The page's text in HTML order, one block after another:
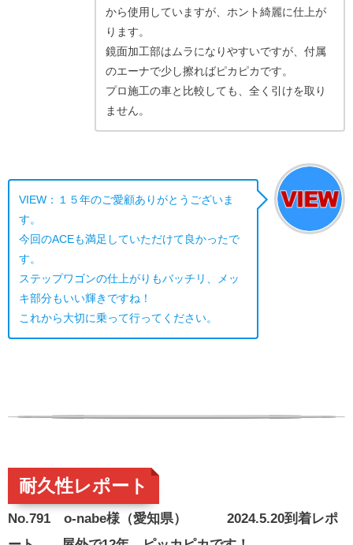
から使用していますが、ホント綺麗に仕上が
ります。
鏡面加工部はムラになりやすいですが、付属
のエーナで少し擦ればピカピカです。
プロ施工の車と比較しても、全く引けを取り
ません。
VIEW：１５年のご愛顧ありがとうございま
す。
今回のACEも満足していただけて良かったで
す。
ステップワゴンの仕上がりもバッチリ、メッ
キ部分もいい輝きですね！
これから大切に乗って行ってください。
耐久性レポート
No.791 o-nabe様（愛知県） 2024.5.20到着レポ